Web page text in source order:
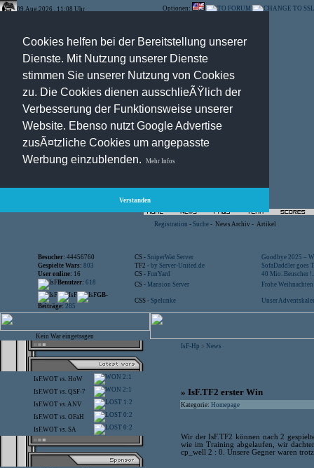
Cookies helfen bei der Bereitstellung unserer
Dienste. Mit Nutzung unserer Dienste
stimmen Sie unserer Nutzung von Cookies
zu. Die Cookies dienen ausschlieÃŸlich der
Verbesserung der Funktionsweise unserer
Website. Ebenso nutzt Google Advertise
zusÃ¤tzliche Cookies um angepasste
Werbung einzublenden.
Mehr Infos
Verstanden
09.Aug.2026 , 11:08 Uhr Optionen:
Registration - Suche - News Archiv - Artikel
Besucher: 44456760 CS - SniperWar Server
Goodbye 2025 –
Gespielte Wars: 803 TF2 - by Server-United.de
SofaDaddler goes
User online: 16 CS - FunYard
40 Mio. Beuscher
Benutzer: 618 CS - Mansion Server
Frohe
GB-
Beiträge: 285
CSS - Spelunke Unser
Kein War eingetragen
IsF.WOT vs. HoW 2:1
IsF.WOT vs. QSF-7 2:1
IsF.WOT vs.ANV 1:2
IsF.WOT vs. OFaH 0:2
IsF.WOT vs. SA 0:2
IsF-Hp > News
» IsF.TF2 erster Win
Kategorie: Homepage
Wir der IsF.TF2 können nach 2
wie im Training abgelaufen, wir
cp_well 2 : 0. Unsere Gegner waren